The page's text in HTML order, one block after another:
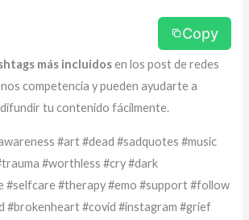
Copy
más incluidosen los post de redes
competencia y pueden ayudarte a
tu contenido fácilmente.
#art #dead #sadquotes #music
#worthless #cry #dark
#selfcare #therapy #emo #support #follow
#brokenheart #covid #instagram #grief